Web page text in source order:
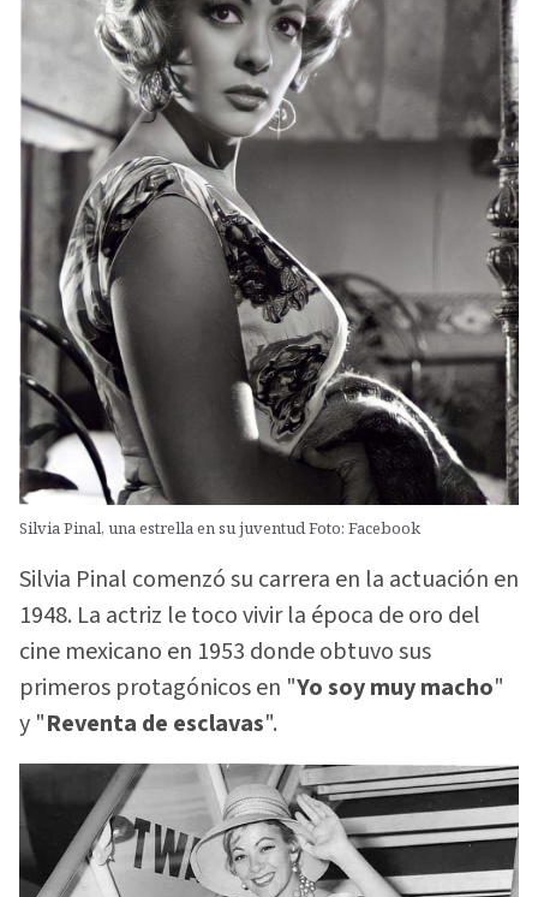
Silvia Pinal, una estrella en su juventud Foto: Facebook
Silvia Pinal comenzó su carrera en la actuación en
1948. La actriz le toco vivir la época de oro del
cine mexicano en 1953 donde obtuvo sus
primeros protagónicos en "Yo soy muy macho"
y "Reventa de esclavas".